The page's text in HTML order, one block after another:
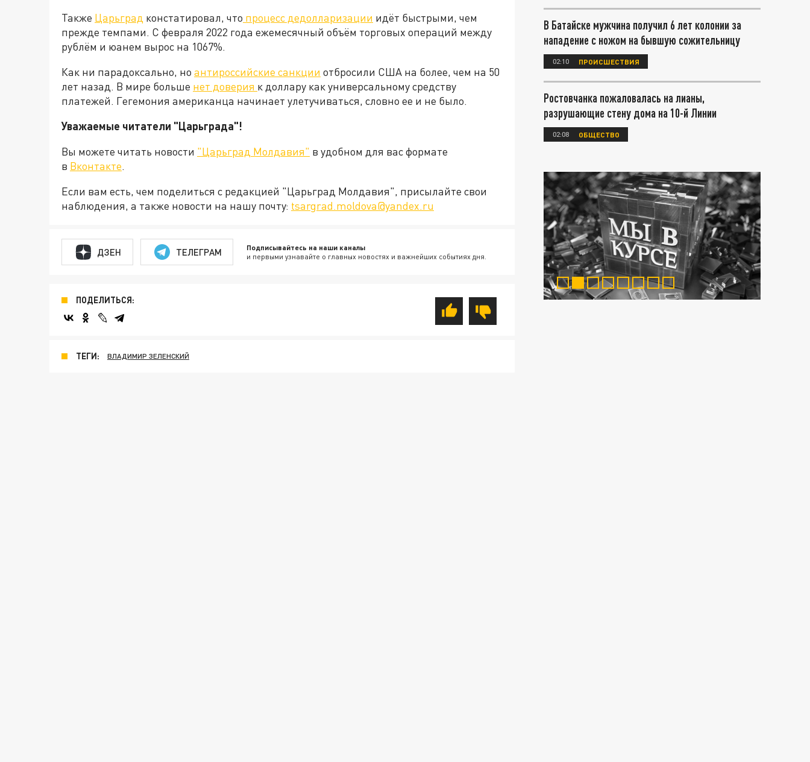
Также Царьград констатировал, что процесс дедолларизации идёт быстрыми, чем
прежде темпами. С февраля 2022 года ежемесячный объём торговых операций между
рублём и юанем вырос на 1067%.
Как ни парадоксально, но антироссийские санкции отбросили США на более, чем на 50
лет назад. В мире больше нет доверия к доллару как универсальному средству
платежей. Гегемония американца начинает улетучиваться, словно ее и не было.
Уважаемые читатели "Царьграда"!
Вы можете читать новости "Царьград Молдавия" в удобном для вас формате
в Вконтакте.
Если вам есть, чем поделиться с редакцией "Царьград Молдавия", присылайте свои
наблюдения, а также новости на нашу почту: tsargrad.moldova@yandex.ru
ДЗЕН ТЕЛЕГРАМ Подписывайтесь на наши каналы
и первыми узнавайте о главных новостях и важнейших событиях дня.
ПОДЕЛИТЬСЯ:
ТЕГИ: ВЛАДИМИР ЗЕЛЕНСКИЙ
В Батайске мужчина получил 6 лет колонии за
нападение с ножом на бывшую сожительницу
02:10 ПРОИСШЕСТВИЯ
Ростовчанка пожаловалась на лианы,
разрушающие стену дома на 10-й Линии
02:08 ОБЩЕСТВО